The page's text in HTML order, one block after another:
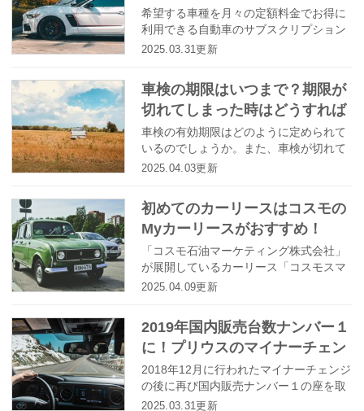
評判やサービス内容の違いとは
希望する車種を月々の定額料金でお得に
利用できる自動車のサブスクリプション
サービスとしてカーリースに対する注目
スサービスの提供を開始しています。 数
あるカーリースサービスのなかでも特に
人気が高いと言えるオリックス自動車が
提供するオリックスカーリースとカーコ
ンビニ倶楽部が提供するカーコンカーリ
ースもろコミに注目し、提供されるサー
ビスの内容や評判などを紹介します。
2025.03.31更新
車検の期限はいつまで？期限が
切れてしまった時はどうすれば
いい？
車検の有効期限はどのように定められて
いるのでしょうか。また、車検が切れて
しまったらどうすればいいのでしょう
にお答えします。
2025.04.03更新
初めてのカーリースはコスモの
Myカーリースがおすすめ！
「コスモ石油マーケティング株式会社」
が展開しているカーリース「コスモスマ
ートビークル」は、初めてカーリースを
です。今回は、そんなコスモスマートビ
ークルの特徴や契約の流れについて徹底
解説したいと思います！
2025.04.09更新
2019年国内販売台数ナンバー１
に！プリウスのマイナーチェン
ジで何が変わった？
2018年12月に行われたマイナーチェンジ
の後に再び国内販売ナンバー１の座を取
り返したプリウス。４代目の発売後に予
2025.03.31更新